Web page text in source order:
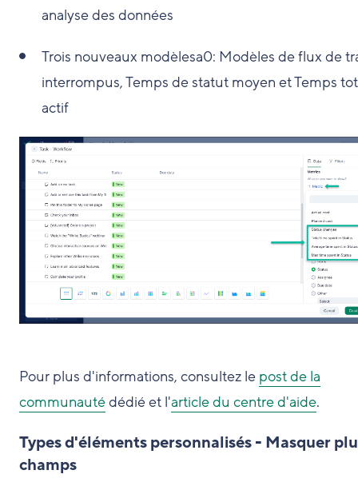
analyse des données
Trois nouveaux modèlesa0: Modèles de flux de
interrompus, Temps de statut moyen et Temps
actif
Pour plus d'informations, consultez le post de la
communautédédié et l'article du centre d'aide.
Types d'éléments personnalisés - Masquer
champs